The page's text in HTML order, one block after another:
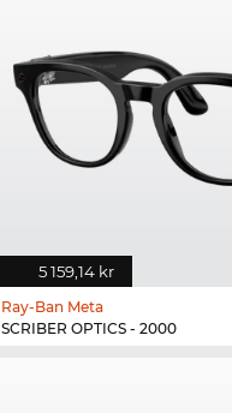
5 159,14 kr
Ray-Ban Meta
SCRIBER OPTICS - 2000